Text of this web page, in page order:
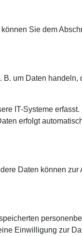
Sie dem
um Daten
IT-Systeme
erfolgt
Daten können
Einwilligung zur